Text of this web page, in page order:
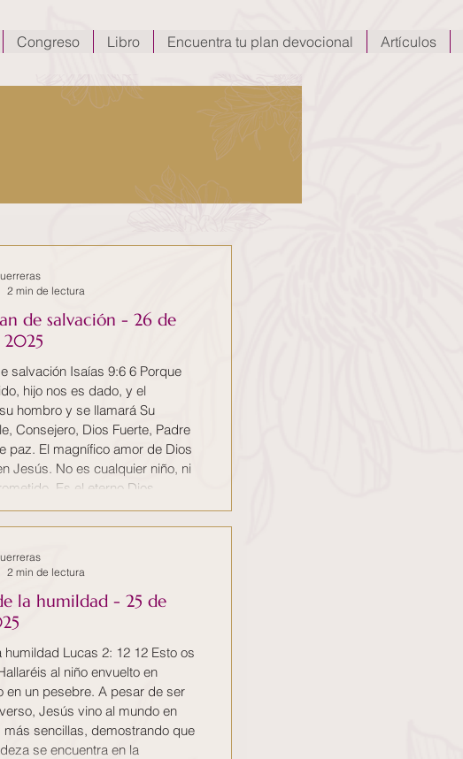
Congreso Libro Encuentra tu plan devocional Artículos
de salvación - 26 de
9:6 6 Porque
hijo nos es dado, y el
hombro y se llamará Su
Consejero, Dios Fuerte, Padre
paz. El magnífico amor de Dios
Jesús. No es cualquier niño, ni
Es el eterno Dios
para darnos salvación.
es Admirable y que está por
2 min de lectura
la humildad - 25 de
Lucas 2: 12 12 Esto os
al niño envuelto en
en un pesebre. A pesar de ser
Jesús vino al mundo en
más sencillas, demostrando que
se encuentra en la
2 min de lectura